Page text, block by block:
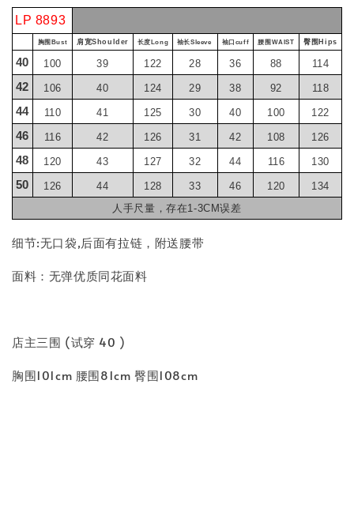
LP 8893
胸围Bust 肩宽Shoulder 长度Long 袖长Sleeve 袖口cuff 腰围WAIST 臀围Hips
40 100 39 122 28 36 88 114
42 106 40 124 29 38 92 118
44 110 41 125 30 40 100 122
46 116 42 126 31 42 108 126
48 120 43 127 32 44 116 130
50 126 44 128 33 46 120
134
人手尺量，存在1-3CM误差
细节:无口袋,后面有拉链，附送腰带
面料：无弹优质同花面料
店主三围 (试穿 40 )
胸围101cm 腰围81cm 臀围108cm